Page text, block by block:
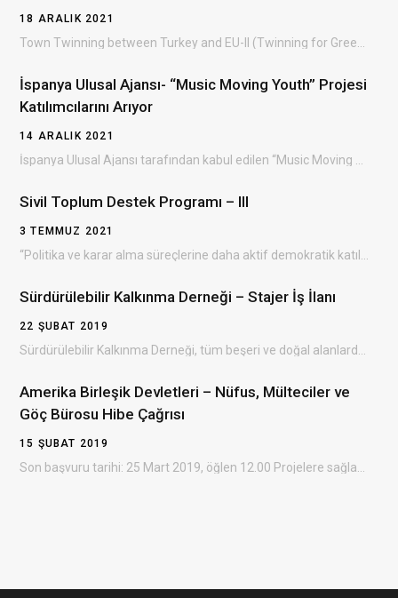
18 ARALIK 2021
İspanya Ulusal Ajansı- “Music Moving Youth” Projesi
Katılımcılarını Arıyor
14 ARALIK 2021
Sivil Toplum Destek Programı – III
3 TEMMUZ 2021
Sürdürülebilir Kalkınma Derneği – Stajer İş İlanı
22 ŞUBAT 2019
Amerika Birleşik Devletleri – Nüfus, Mülteciler ve
Göç Bürosu Hibe Çağrısı
15 ŞUBAT 2019